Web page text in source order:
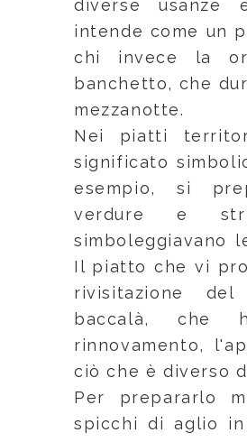
diverse
intende come un
chi invece la
banchetto, che
mezzanotte.
Nei piatti
significato
esempio, si
verdure e
simboleggiavano
Il piatto che vi
rivisitazione
baccalà, che
rinnovamento,
ciò che è diverso
Per prepararlo
spicchi di aglio